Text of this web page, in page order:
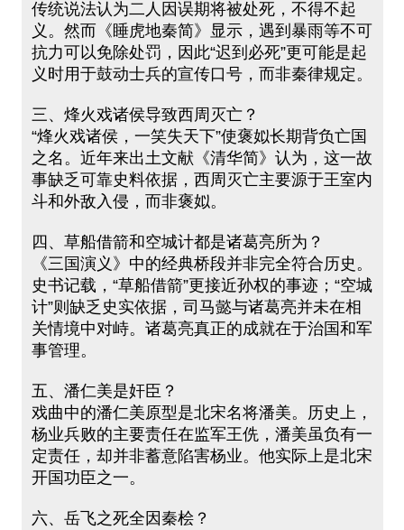
传统说法认为二人因误期将被处死，不得不起
义。然而《睡虎地秦简》显示，遇到暴雨等不可
抗力可以免除处罚，因此“迟到必死”更可能是起
义时用于鼓动士兵的宣传口号，而非秦律规定。
三、烽火戏诸侯导致西周灭亡？
“烽火戏诸侯，一笑失天下”使褒姒长期背负亡国
之名。近年来出土文献《清华简》认为，这一故
事缺乏可靠史料依据，西周灭亡主要源于王室内
斗和外敌入侵，而非褒姒。
四、草船借箭和空城计都是诸葛亮所为？
《三国演义》中的经典桥段并非完全符合历史。
史书记载，“草船借箭”更接近孙权的事迹；“空城
计”则缺乏史实依据，司马懿与诸葛亮并未在相
关情境中对峙。诸葛亮真正的成就在于治国和军
事管理。
五、潘仁美是奸臣？
戏曲中的潘仁美原型是北宋名将潘美。历史上，
杨业兵败的主要责任在监军王侁，潘美虽负有一
定责任，却并非蓄意陷害杨业。他实际上是北宋
开国功臣之一。
六、岳飞之死全因秦桧？